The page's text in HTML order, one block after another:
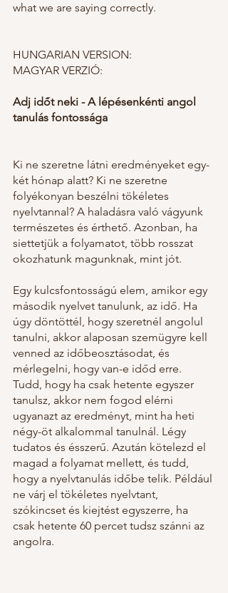
what we are saying correctly.
HUNGARIAN VERSION:
MAGYAR VERZIÓ:
Adj időt neki - A lépésenkénti angol
tanulás fontossága
Ki ne szeretne látni eredményeket egy-
két hónap alatt? Ki ne szeretne
folyékonyan beszélni tökéletes
nyelvtannal? A haladásra való vágyunk
természetes és érthető. Azonban, ha
siettetjük a folyamatot, több rosszat
okozhatunk magunknak, mint jót.
Egy kulcsfontosságú elem, amikor egy
második nyelvet tanulunk, az idő. Ha
úgy döntöttél, hogy szeretnél angolul
tanulni, akkor alaposan szemügyre kell
venned az időbeosztásodat, és
mérlegelni, hogy van-e időd erre.
Tudd, hogy ha csak hetente egyszer
tanulsz, akkor nem fogod elérni
ugyanazt az eredményt, mint ha heti
négy-öt alkalommal tanulnál. Légy
tudatos és ésszerű. Azután kötelezd el
magad a folyamat mellett, és tudd,
hogy a nyelvtanulás időbe telik. Például
ne várj el tökéletes nyelvtant,
szókincset és kiejtést egyszerre, ha
csak hetente 60 percet tudsz szánni az
angolra.